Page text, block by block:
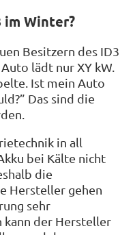
im Winter?
Besitzern des ID3
lädt nur XY kW.
Ist mein Auto
Das sind die
in all
bei Kälte nicht
die
Hersteller gehen
sehr
kann der Hersteller